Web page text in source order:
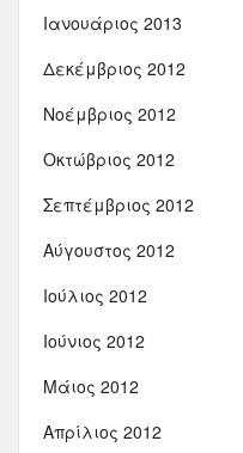
Ιανουάριος 2013
Δεκέμβριος 2012
Νοέμβριος 2012
Οκτώβριος 2012
Σεπτέμβριος 2012
Αύγουστος 2012
Ιούλιος 2012
Ιούνιος 2012
Μάιος 2012
Απρίλιος 2012